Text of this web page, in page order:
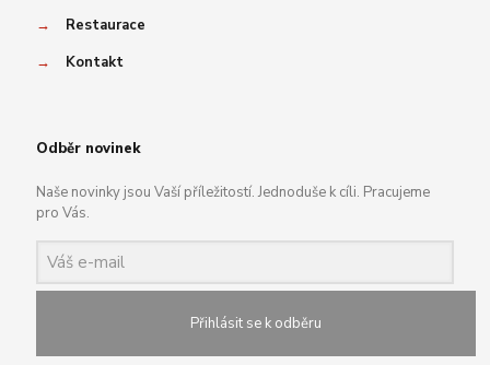
→
Restaurace
→
Kontakt
Odběr novinek
Naše novinky jsou Vaší příležitostí. Jednoduše k cíli. Pracujeme
pro Vás.
Přihlásit se k odběru